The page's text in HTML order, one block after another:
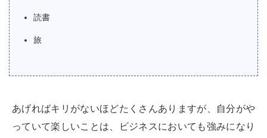
読書
旅
あげればキリがないほどたくさんありますが、自分がや
っていて楽しいことは、ビジネスにおいても強みになり